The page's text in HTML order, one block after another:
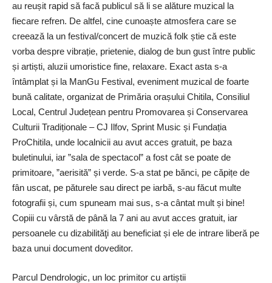
au reușit rapid să facă publicul să li se alăture muzical la
fiecare refren. De altfel, cine cunoaște atmosfera care se
creează la un festival/concert de muzică folk știe că este
vorba despre vibrație, prietenie, dialog de bun gust între public
și artiști, aluzii umoristice fine, relaxare. Exact asta s-a
întâmplat și la ManGu Festival, eveniment muzical de foarte
bună calitate, organizat de Primăria orașului Chitila, Consiliul
Local, Centrul Județean pentru Promovarea și Conservarea
Culturii Tradiționale – CJ Ilfov, Sprint Music și Fundația
ProChitila, unde localnicii au avut acces gratuit, pe baza
buletinului, iar ”sala de spectacol” a fost cât se poate de
primitoare, ”aerisită” și verde. S-a stat pe bănci, pe căpițe de
fân uscat, pe păturele sau direct pe iarbă, s-au făcut multe
fotografii și, cum spuneam mai sus, s-a cântat mult și bine!
Copiii cu vârstă de până la 7 ani au avut acces gratuit, iar
persoanele cu dizabilităţi au beneficiat și ele de intrare liberă pe
baza unui document doveditor.
Parcul Dendrologic, un loc primitor cu artiștii